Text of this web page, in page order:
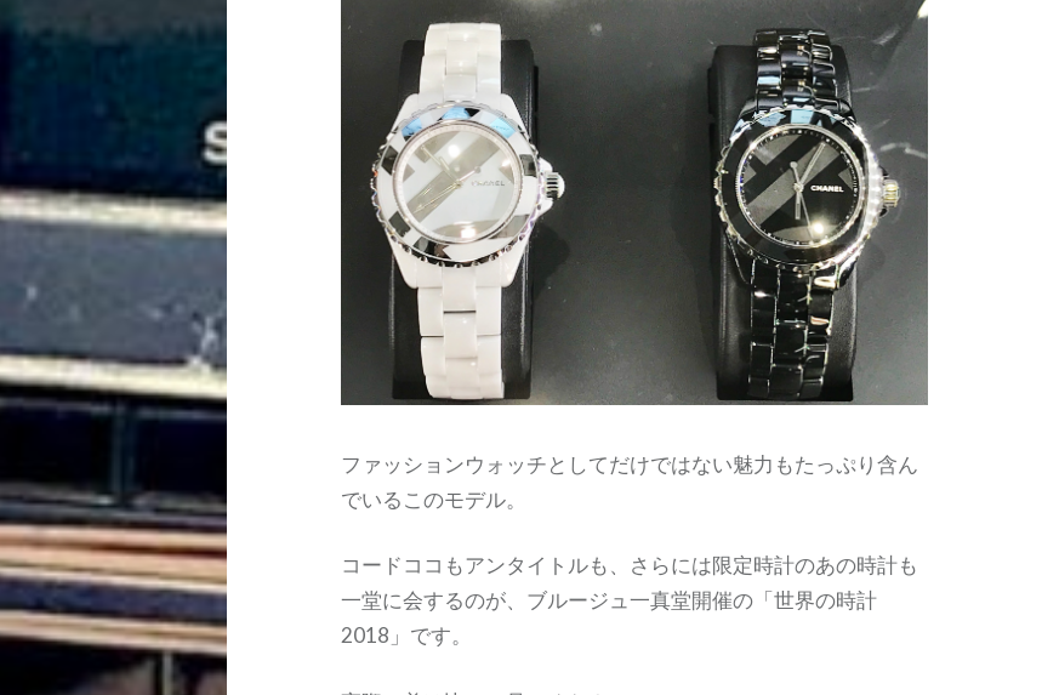
ファッションウォッチとしてだけではない魅力もたっぷり含ん
でいるこのモデル。
コードココもアンタイトルも、さらには限定時計のあの時計も
一堂に会するのが、ブルージュ一真堂開催の「世界の時計
2018」です。